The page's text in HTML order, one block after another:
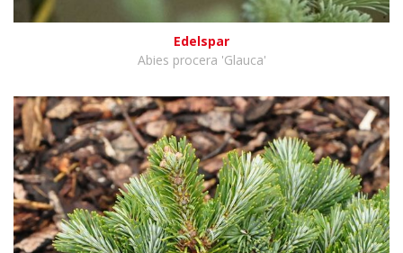
Edelspar
Abies procera 'Glauca'